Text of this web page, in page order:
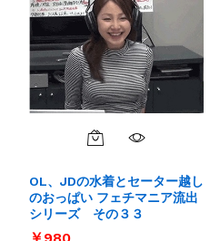
OL、JDの水着とセーター越し
のおっぱい フェチマニア流出
シリーズ その３３